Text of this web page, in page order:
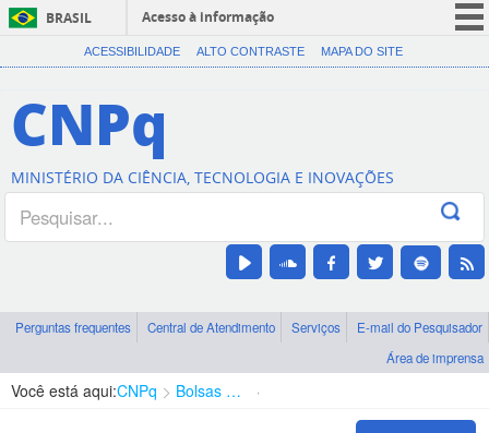
BRASIL
Acesso à informação
CORONAVÍRUS (COVID-19)
Canais
ACESSIBILIDADE ALTO CONTRASTE MAPA DO SITE
CNPq
MINISTÉRIO DA CIÊNCIA, TECNOLOGIA E INOVAÇÕES
Perguntas frequentes Central de Atendimento Serviços
E-mail do Pesquisador
Área de imprensa
Você está aqui:CNPq Bolsas e Auxílios Vigentes